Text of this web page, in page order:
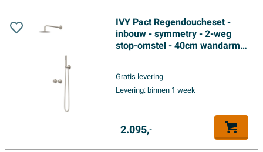
IVY Pact Regendoucheset -
inbouw - symmetry - 2-weg
stop-omstel - 40cm wandarm -
doucheslang - staafmodel
handdouche - Geborsteld
Gratis levering
Levering:binnen 1 week
2.095,-